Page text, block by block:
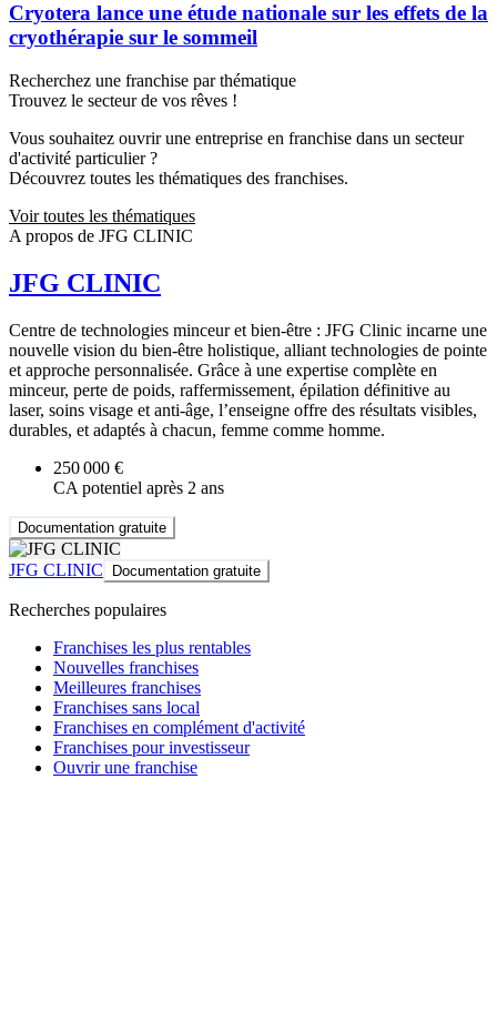
Cryotera lance une étude nationale sur les effets de la
cryothérapie sur le sommeil
Recherchez une franchise par thématique
Trouvez le secteur de vos rêves !
Vous souhaitez ouvrir une entreprise en franchise dans un secteur
d'activité particulier ?
Découvrez toutes les thématiques des franchises.
Voir toutes les thématiques
A propos de JFG CLINIC
JFG CLINIC
Centre de technologies minceur et bien-être : JFG Clinic incarne une
nouvelle vision du bien-être holistique, alliant technologies de pointe
et approche personnalisée. Grâce à une expertise complète en
minceur, perte de poids, raffermissement, épilation définitive au
laser, soins visage et anti-âge, l’enseigne offre des résultats visibles,
durables, et adaptés à chacun, femme comme homme.
250 000 €
CA potentiel après 2 ans
Documentation gratuite
JFG CLINIC Documentation gratuite
Recherches populaires
Franchises les plus rentables
Nouvelles franchises
Meilleures franchises
Franchises sans local
Franchises en complément d'activité
Franchises pour investisseur
Ouvrir une franchise